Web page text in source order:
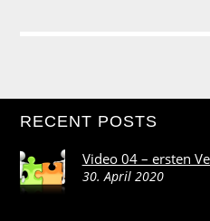
RECENT POSTS
Video 04 – ersten
30. April 2020